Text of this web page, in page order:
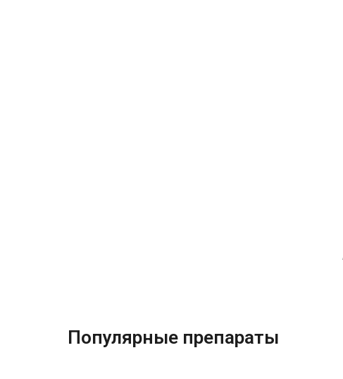
Популярные препараты